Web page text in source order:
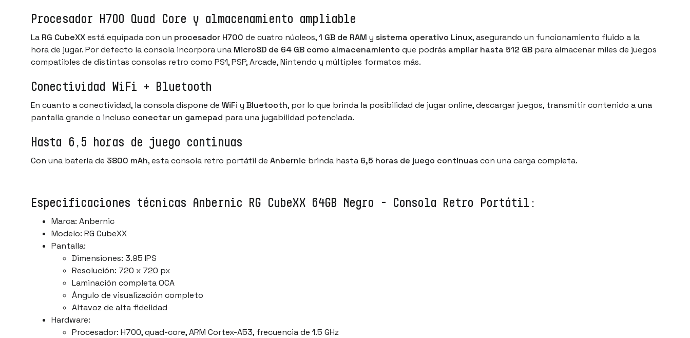
Procesador H700 Quad Core y almacenamiento ampliable
La RG CubeXXestá equipada con un procesador H700 de cuatro núcleos,1 GB de RAM y sistema operativo Linux, asegurando un funcionamiento fluido a la
hora de jugar. Por defecto la consola incorpora una MicroSD de 64 GB como almacenamiento que podrás ampliar hasta 512 GB para almacenar miles de juegos
compatibles de distintas consolas retro como PS1, PSP, Arcade, Nintendo y múltiples formatos más.
Conectividad WiFi + Bluetooth
En cuanto a conectividad, la consola dispone de WiFi y Bluetooth, por lo que brinda la posibilidad de jugar online, descargar juegos, transmitir contenido a una
pantalla grande o incluso conectar un gamepad para una jugabilidad potenciada.
Hasta 6,5 horas de juego continuas
Con una batería de 3800 mAh, esta consola retro portátil de Anbernic brinda hasta 6,5 horas de juego continuascon una carga completa.
Especificaciones técnicas Anbernic RG CubeXX 64GB Negro - Consola Retro Portátil:
Marca: Anbernic
Modelo: RG CubeXX
Pantalla:
Dimensiones: 3.95 IPS
Resolución: 720 x 720 px
Laminación completa OCA
Ángulo de visualización completo
Altavoz de alta fidelidad
Hardware:
Procesador: H700, quad-core, ARM Cortex-A53, frecuencia de 1.5 GHz